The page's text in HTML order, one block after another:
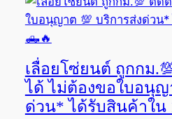
เลื่อยโซ่ยนต์ ถูกกม
ได้ ไม่ต้องขอใบอนุญ
ด่วน* ได้รับสินค้าใน